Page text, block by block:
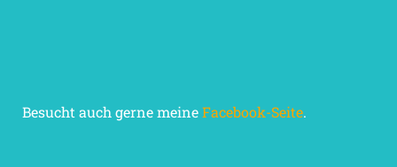
Besucht auch gerne meineFacebook-Seite.